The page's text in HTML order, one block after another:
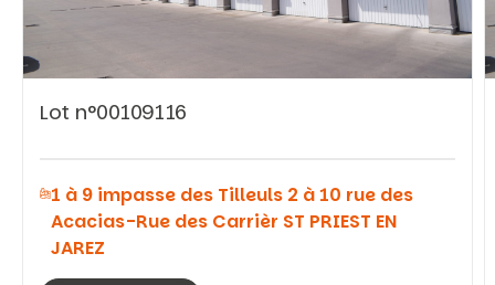
Rechercher
Lot n°00109116
1 à 9 impasse des Tilleuls 2 à 10 rue des
Acacias-Rue des Carrièr ST PRIEST EN
JAREZ